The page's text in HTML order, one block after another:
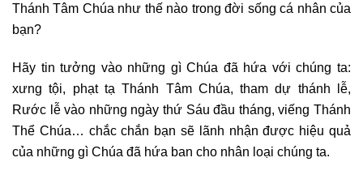
Thánh Tâm Chúa như thế nào trong đời sống cá nhân của
bạn?
Hãy tin tưởng vào những gì Chúa đã hứa với chúng ta:
xưng tội, phạt tạ Thánh Tâm Chúa, tham dự thánh lễ,
Rước lễ vào những ngày thứ Sáu đầu tháng, viếng Thánh
Thể Chúa… chắc chắn bạn sẽ lãnh nhận được hiệu quả
của những gì Chúa đã hứa ban cho nhân loại chúng ta.